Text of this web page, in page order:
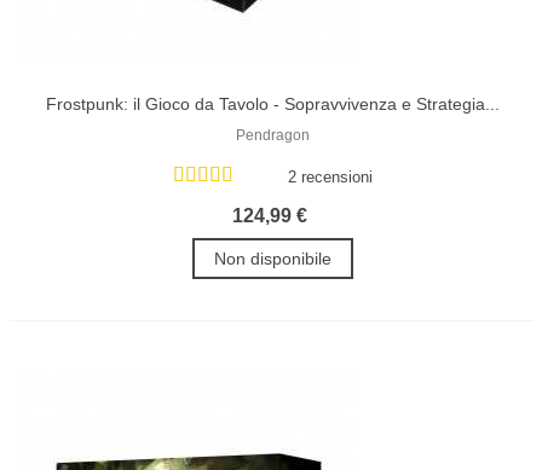
Frostpunk: il Gioco da Tavolo - Sopravvivenza e Strategia...
Pendragon
2 recensioni
124,99 €
Non disponibile